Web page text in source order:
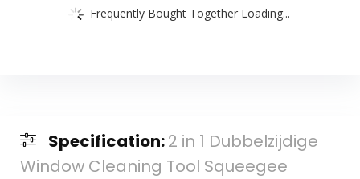
Frequently Bought Together Loading...
Specification:2 in 1 Dubbelzijdige
Window Cleaning Tool Squeegee